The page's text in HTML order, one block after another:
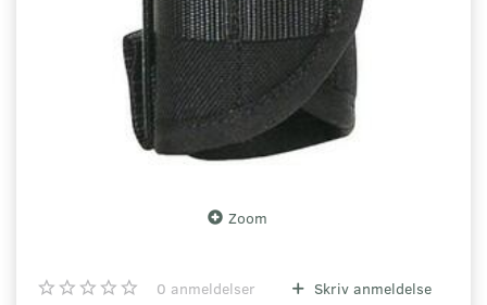
Zoom
0 anmeldelser Skriv anmeldelse